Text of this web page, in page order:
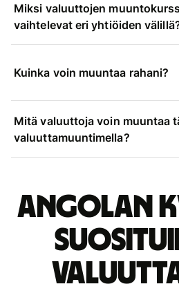
Miksi valuuttojen
vaihtelevat eri yhtiöiden
Kuinka voin muuntaa rahani?
Mitä valuuttoja voin muuntaa
valuuttamuuntimella?
Angolan